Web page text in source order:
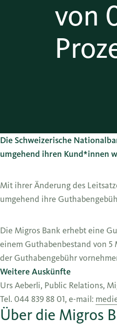
von
Die Schweizerische
umgehend ihren Kund*innen
Mit ihrer Änderung des
umgehend ihre
Die Migros Bank erhebt eine
einem Guthabenbestand von
der Guthabengebühr
Weitere Auskünfte
Urs Aeberli, Public Relations,
Tel. 044 839 88 01, e-mail:
Über die Migros